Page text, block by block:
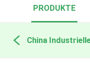
PRODUKTE
China